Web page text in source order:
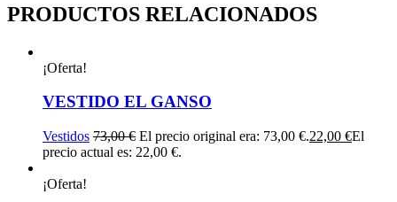
PRODUCTOS RELACIONADOS
¡Oferta!
VESTIDO EL GANSO
Vestidos 73,00€ El precio original era: 73,00 €.22,00 €El
precio actual es: 22,00 €.
¡Oferta!